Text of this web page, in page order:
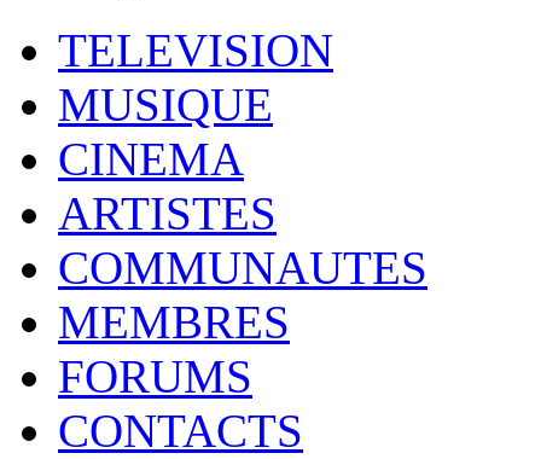
TELEVISION
MUSIQUE
CINEMA
ARTISTES
COMMUNAUTES
MEMBRES
FORUMS
CONTACTS